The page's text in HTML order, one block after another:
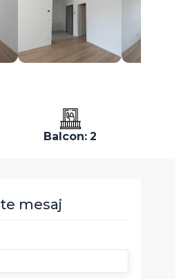
Balcon: 2
mesaj